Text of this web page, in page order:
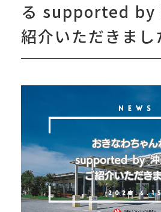
る supported by
紹介いただきまし